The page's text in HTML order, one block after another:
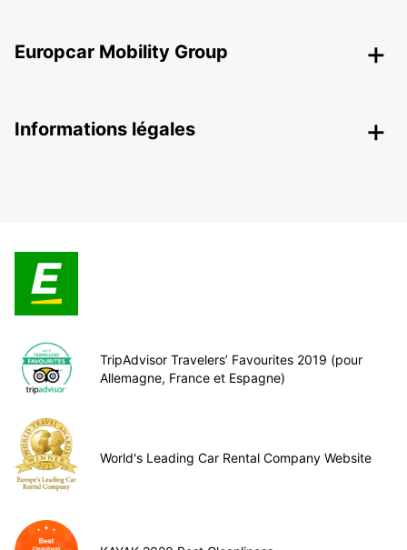
Europcar Mobility Group
Informations légales
TripAdvisor Travelers’ Favourites 2019 (pour
Allemagne, France et Espagne)
World's Leading Car Rental Company Website